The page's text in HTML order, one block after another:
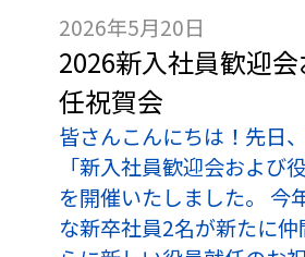
2026年5月20日
2026新入社員歓迎
任祝賀会
皆さんこんにちは！先日
「新入社員歓迎会および
を開催いたしました。 今
な新卒社員2名が新たに